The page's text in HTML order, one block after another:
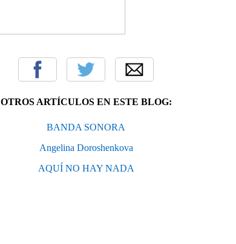
OTROS ARTÍCULOS EN ESTE BLOG:
BANDA SONORA
Angelina Doroshenkova
AQUÍ NO HAY NADA